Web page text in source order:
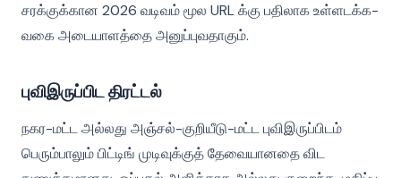
சரக்குக்கான 2026 வடிவம் மூல URL க்கு பதிலாக உள்ளடக்க-
வகை அடையாளத்தை அனுப்புவதாகும்.
புவிஇருப்பிட திரட்டல்
நகர-மட்ட அல்லது அஞ்சல்-குறியீடு-மட்ட புவிஇருப்பிடம்
பெரும்பாலும் பிட்டிங் முடிவுக்குத் தேவையானதை விட